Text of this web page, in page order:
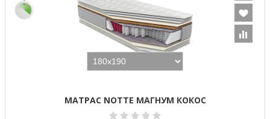
МАТРАС NOTTE МАГНУМ КОКОС